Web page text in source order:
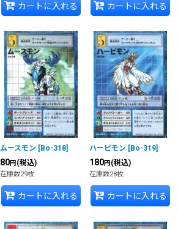
カートに入れる カートに入れる
ムースモン [Bo-318]
80円 (税込)
在庫数29枚
カートに入れる
ハーピモン [Bo-319]
180円 (税込)
在庫数28枚
カートに入れる